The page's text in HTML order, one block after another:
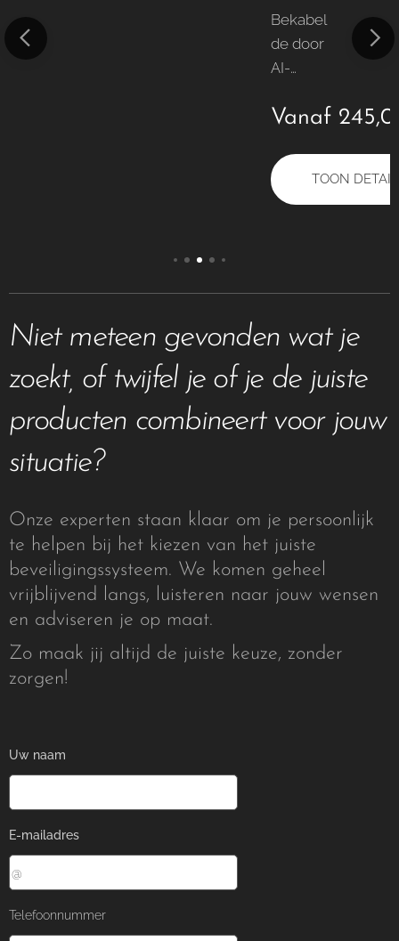
Bekabel
de door
AI-
even IP-
ngscam
era met
microfoo
PoE/12V
gebruik
bare
kleuren:
wit -
zwart
Vanaf
TOON
Niet meteen gevonden wat je
zoekt, of twijfel je of je de juiste
producten combineert voor jouw
situatie?
Onze experten staan klaar om je persoonlijk
te helpen bij het kiezen van het juiste
beveiligingssysteem. We komen geheel
vrijblijvend langs, luisteren naar jouw wensen
en adviseren je op maat.
Zo maak jij altijd de juiste keuze, zonder
zorgen!
Uw naam
E-mailadres
Telefoonnummer